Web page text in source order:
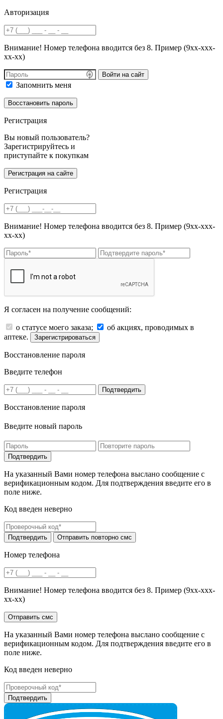
Авторизация
Внимание! Номер телефона вводится без 8. Пример (9хх-ххх-
хх-хх)
Войти на сайт
Запомнить меня
Регистрация
Вы новый пользователь?
Зарегистрируйтесь и
приступайте к покупкам
Регистрация
Внимание! Номер телефона вводится без 8. Пример (9хх-ххх-
хх-хх)
Я согласен на получение сообщений:
о статусе моего заказа;
об акциях, проводимых в
аптеке.
Зарегистрироваться
Восстановление пароля
Введите телефон
Подтвердить
Восстановление пароля
Введите новый пароль
На указанный Вами номер телефона выслано сообщение с
верификационным кодом. Для подтверждения введите его в
поле ниже.
Код введен неверно
Номер телефона
Внимание! Номер телефона вводится без 8. Пример (9хх-ххх-
хх-хх)
На указанный Вами номер телефона выслано сообщение с
верификационным кодом. Для подтверждения введите его в
поле ниже.
Код введен неверно